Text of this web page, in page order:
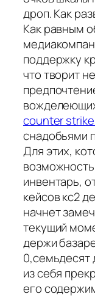
дроп. Как
Как равным
поддержку
что творит
counter
снадобьями
Для этих,
инвентарь,
кейсов кс2
начнет
текущий
держи
0,семьдесят
из себя
его